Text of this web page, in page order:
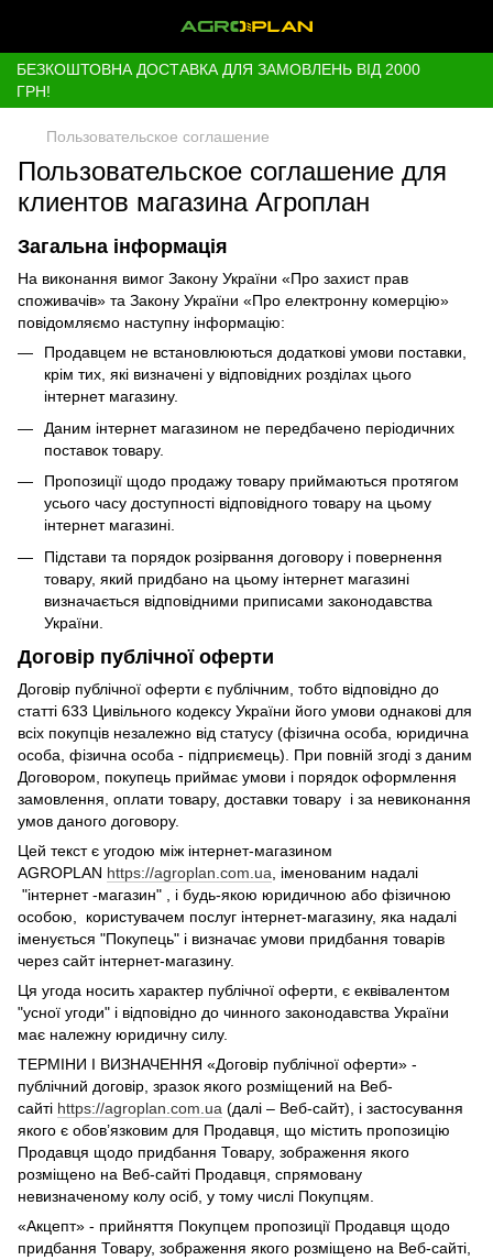
БЕЗКОШТОВНА ДОСТАВКА ДЛЯ ЗАМОВЛЕНЬ ВІД 2000
ГРН!
Пользовательское соглашение
Пользовательское соглашение для
клиентов магазина Агроплан
Загальна інформація
На виконання вимог Закону України «Про захист прав
споживачів» та Закону України «Про електронну комерцію»
повідомляємо наступну інформацію:
Продавцем не встановлюються додаткові умови поставки,
крім тих, які визначені у відповідних розділах цього
інтернет магазину.
Даним інтернет магазином не передбачено періодичних
поставок товару.
Пропозиції щодо продажу товару приймаються протягом
усього часу доступності відповідного товару на цьому
інтернет магазині.
Підстави та порядок розірвання договору і повернення
товару, який придбано на цьому інтернет магазині
визначається відповідними приписами законодавства
України.
Договір публічної оферти
Договір публічної оферти є публічним, тобто відповідно до
статті 633 Цивільного кодексу України його умови однакові для
всіх покупців незалежно від статусу (фізична особа, юридична
особа, фізична особа - підприємець). При повній згоді з даним
Договором, покупець приймає умови і порядок оформлення
замовлення, оплати товару, доставки товару і за невиконання
умов даного договору.
Цей текст є угодою між інтернет-магазином
AGROPLAN https://agroplan.com.ua , іменованим надалі
"інтернет -магазин" , і будь-якою юридичною або фізичною
особою, користувачем послуг інтернет-магазину, яка надалі
іменується "Покупець" і визначає умови придбання товарів
через сайт інтернет-магазину.
Ця угода носить характер публічної оферти, є еквівалентом
"усної угоди" і відповідно до чинного законодавства України
має належну юридичну силу.
ТЕРМІНИ І ВИЗНАЧЕННЯ «Договір публічної оферти» -
публічний договір, зразок якого розміщений на Веб-
сайті https://agroplan.com.ua (далі – Веб-сайт), і застосування
якого є обов’язковим для Продавця, що містить пропозицію
Продавця щодо придбання Товару, зображення якого
розміщено на Веб-сайті Продавця, спрямовану
невизначеному колу осіб, у тому числі Покупцям.
«Акцепт» - прийняття Покупцем пропозиції Продавця щодо
придбання Товару, зображення якого розміщено на Веб-сайті,